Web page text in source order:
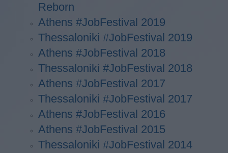
Reborn
Athens #JobFestival 2019
Thessaloniki #JobFestival 2019
Athens #JobFestival 2018
Thessaloniki #JobFestival 2018
Athens #JobFestival 2017
Τhessaloniki #JobFestival 2017
Athens #JobFestival 2016
Athens #JobFestival 2015
Thessaloniki #JobFestival 2014